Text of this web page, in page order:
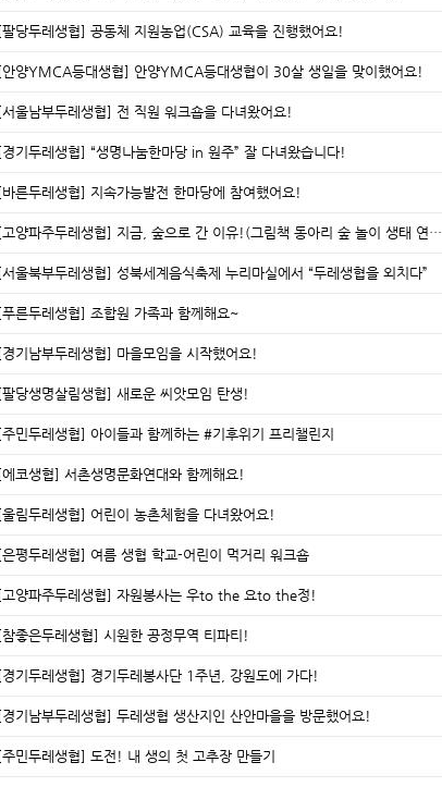
[ 팔당두레생협] 공동체 지원농업(CSA) 교육을 진행했어요!
[안양YMCA등대생협] 안양YMCA등대생협이 30살 생일을 맞이했어요!
[서울남부두레생협] 전 직원 워크숍을 다녀왔어요!
[경기두레생협] “생명나눔한마당 in 원주” 잘 다녀왔습니다!
[바른두레생협] 지속가능발전 한마당에 참여했어요!
[고양파주두레생협] 지금, 숲으로 간 이유!(그림책 동아리 숲 놀이 생태 연…
[서울북부두레생협] 성북세계음식축제 누리마실에서 “두레생협을 외치다”
[푸른두레생협] 조합원 가족과 함께해요~
[경기남부두레생협] 마을모임을 시작했어요!
[팔당생명살림생협] 새로운 씨앗모임 탄생!
[주민두레생협] 아이들과 함께하는 #기후위기 프리챌린지
[에코생협] 서촌생명문화연대와 함께해요!
[울림두레생협] 어린이 농촌체험을 다녀왔어요!
[은평두레생협] 여름 생협 학교-어린이 먹거리 워크숍
[고양파주두레생협] 자원봉사는 우to the 요to the정!
[참좋은두레생협] 시원한 공정무역 티파티!
[경기두레생협] 경기두레봉사단 1주년, 강원도에 가다!
[경기남부두레생협] 두레생협 생산지인 산안마을을 방문했어요!
[주민두레생협] 도전! 내 생의 첫 고추장 만들기